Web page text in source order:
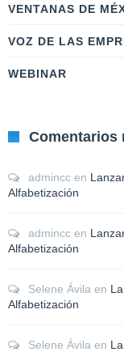
VENTANAS DE
VOZ DE LAS
WEBINAR
Comentarios
admincc en
Alfabetización
admincc en
Alfabetización
Selene Ávila en
Alfabetización
Selene Ávila en